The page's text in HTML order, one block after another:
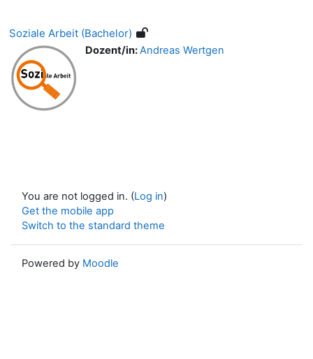
Soziale Arbeit (Bachelor)
Dozent/in:Andreas Wertgen
You are not logged in. (Log in)
Get the mobile app
Switch to the standard theme
Powered by Moodle